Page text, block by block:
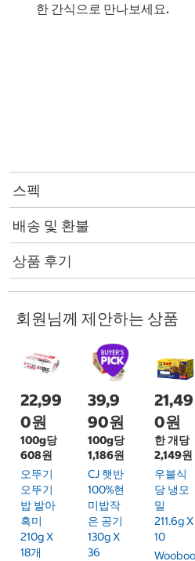
한 간식으로 만나보세요.
스펙
배송 및 환불
상품 후기
회원님께 제안하는 상품
22,99
0원
100g당
608원
오뚜기
오뚜기
밥 발아
흑미
210g X
18개
39,9
90원
100g당
1,186원
CJ 햇반
100%현
미밥작
은 공기
130g X
36
21,49
0원
한 개당
2,149원
우불식
당 냉모
밀
211.6g X
10
Wooboo